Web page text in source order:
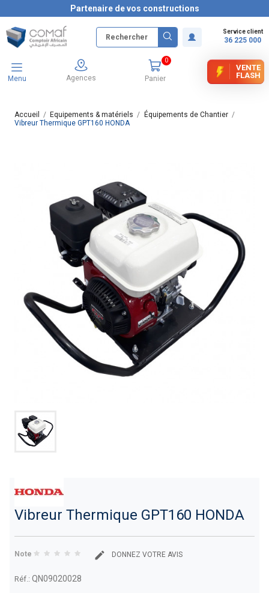
Partenaire de vos constructions
Service client
36 225 000
Menu Agences Panier
0
VENTE
FLASH
Accueil Equipements & matériels
Équipements de Chantier
Vibreur Thermique GPT160 HONDA
Vibreur Thermique GPT160 HONDA
Note DONNEZ VOTRE AVIS
Réf.: QN09020028